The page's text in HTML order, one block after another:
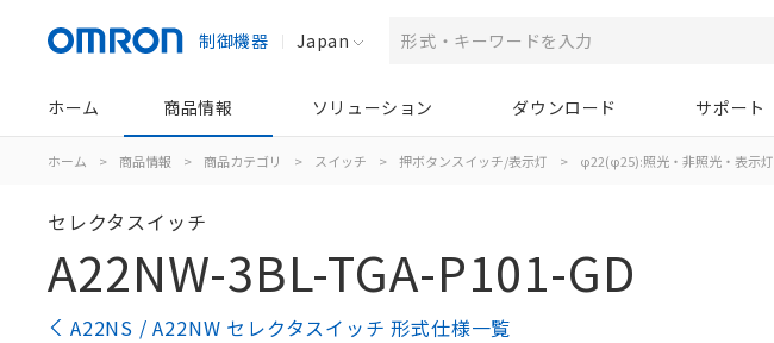
制御機器 Japan
ホーム 商品情報 ソリューション ダウンロード サポート
ホーム > 商品情報 > 商品カテゴリ > スイッチ > 押ボタンスイッチ/表示灯 > φ22(φ25):照光・非照光・表示灯
セレクタスイッチ
A22NW-3BL-TGA-P101-GD
A22NS / A22NW セレクタスイッチ 形式仕様一覧